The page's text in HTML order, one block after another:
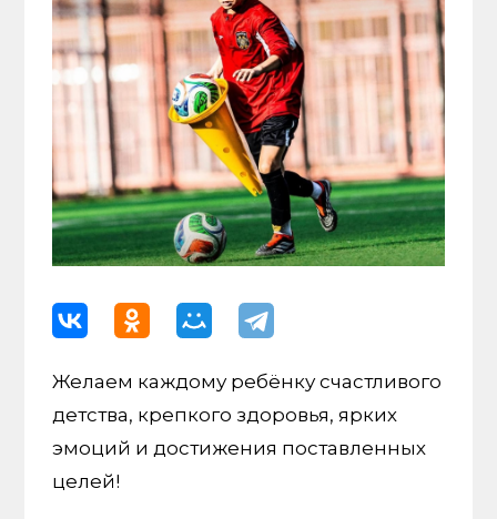
Желаем каждому ребёнку счастливого
детства, крепкого здоровья, ярких
эмоций и достижения поставленных
целей!